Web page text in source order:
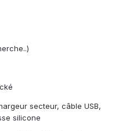
secteur, câble USB,
silicone